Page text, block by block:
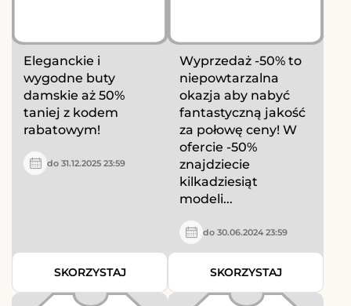
Eleganckie i
wygodne buty
damskie aż 50%
taniej z kodem
rabatowym!
do 31.12.2025 23:59
SKORZYSTAJ
Wyprzedaż -50% to
niepowtarzalna
okazja aby nabyć
fantastyczną jakość
za połowę ceny! W
ofercie -50%
znajdziecie
kilkadziesiąt
modeli...
do 30.06.2024 23:59
SKORZYSTAJ